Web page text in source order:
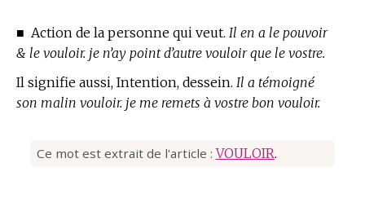
■ Action de la personne qui veut. Il en a le pouvoir
& le vouloir. je n’ay point d’autre vouloir que le vostre.
Il signifie aussi, Intention, dessein. Il a témoigné
son malin vouloir. je me remets à vostre bon vouloir.
Ce mot est extrait de l'article :VOULOIR.